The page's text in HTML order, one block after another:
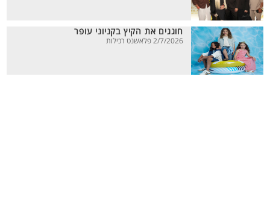
חוגגים את הקיץ בקניוני עופר
2/7/2026 פלאשנט רכילות